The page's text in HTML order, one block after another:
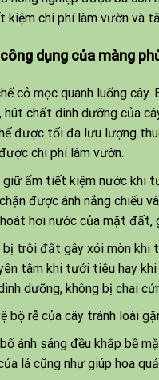
kiệm chi phí làm vườn và
dụng của màng
cỏ mọc quanh luống
hút chất dinh dưỡng của
được tối đa lưu lượng
chi phí làm vườn.
giữ ẩm tiết kiệm nước khi
được ánh nắng chiếu
hơi nước của mặt đất,
bị trôi đất gây xói mòn khi
tâm khi tưới tiêu hay
dưỡng, không bị chai
bộ rễ của cây tránh loài
ánh sáng đều khắp bề
lá cũng như giúp hoa